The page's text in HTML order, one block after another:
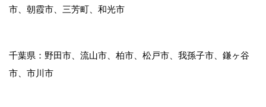
市、朝霞市、三芳町、和光市
千葉県：野田市、流山市、柏市、松戸市、我孫子市、鎌ヶ谷
市、市川市